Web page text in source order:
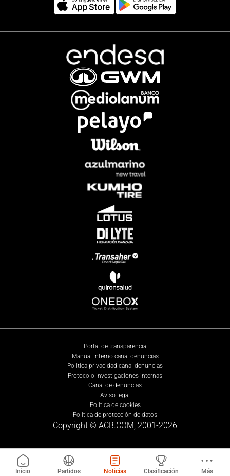
Portal de transparencia
Manual interno canal denuncias
Política privacidad canal denuncias
Protocolo investigaciones internas
Canal de denuncias
Aviso legal
Política de cookies
Política de protección de datos
Copyright © ACB.COM, 2001-2026
Inicio Partidos Noticias Clasificación Más